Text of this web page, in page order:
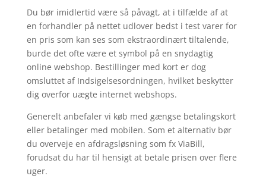
Du bør imidlertid være så påvagt, at i tilfælde af at
en forhandler på nettet udlover bedst i test varer for
en pris som kan ses som ekstraordinært tiltalende,
burde det ofte være et symbol på en snydagtig
online webshop. Bestillinger med kort er dog
omsluttet af Indsigelsesordningen, hvilket beskytter
dig overfor uægte internet webshops.
Generelt anbefaler vi køb med gængse betalingskort
eller betalinger med mobilen. Som et alternativ bør
du overveje en afdragsløsning som fx ViaBill,
forudsat du har til hensigt at betale prisen over flere
uger.